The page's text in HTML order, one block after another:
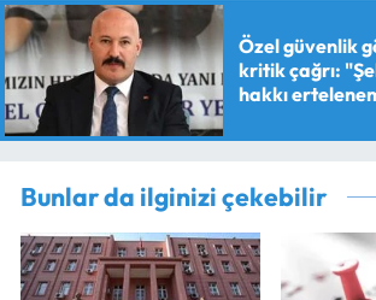
Özel güvenlik
kritik çağrı:
hakkı
Bunlar da ilginizi çekebilir